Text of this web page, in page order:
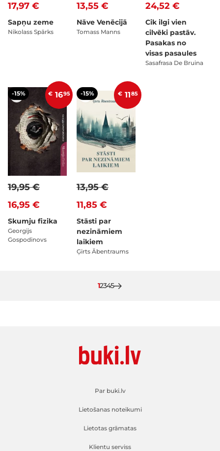
17,97 €
Sapņu zeme
Nikolass Spārks
13,55 €
Nāve Venēcijā
Tomass Manns
24,52 €
Cik ilgi vien
cilvēki pastāv.
Pasakas no
visas pasaules
Sasafrasa De Bruina
-15% € 1695
16,95 €
19,95 €
Skumju fizika
Georgijs
Gospodinovs
-15% € 1185
11,85 €
13,95 €
Stāsti par
nezināmiem
laikiem
Ģirts Ābentraums
Pašlaik lasāt lapu
1Lapa
2Lapa
3Lapa
4Lapa
5
Par buki.lv
Lietošanas noteikumi
Lietotas grāmatas
Klientu serviss